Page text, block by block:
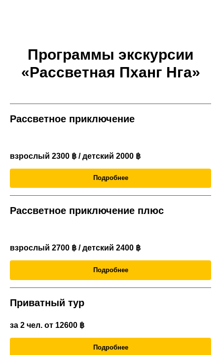
Программы экскурсии
«Рассветная Пханг Нга»
Рассветное приключение
взрослый 2300 ฿ / детский 2000 ฿
Подробнее
Рассветное приключение плюс
взрослый 2700 ฿ / детский 2400 ฿
Подробнее
Приватный тур
за 2 чел. от 12600 ฿
Подробнее